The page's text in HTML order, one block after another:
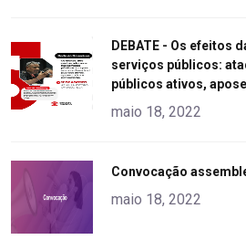
alt="product">
DEBATE - Os efeitos
serviços públicos:
públicos ativos,
maio 18, 2022
alt="product">
Convocação
maio 18, 2022